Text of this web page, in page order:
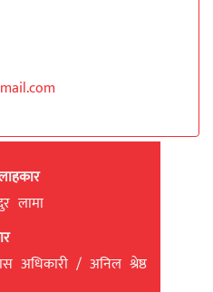
लामा
अधिकारी / अनिल श्रेष्ठ